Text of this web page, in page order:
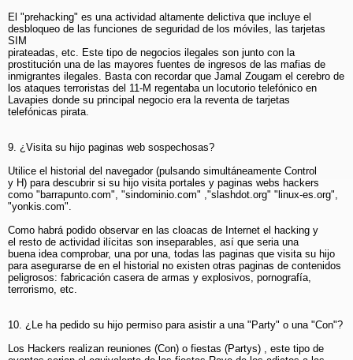
El "prehacking" es una actividad altamente delictiva que incluye el
desbloqueo de las funciones de seguridad de los móviles, las tarjetas
SIM
pirateadas, etc. Este tipo de negocios ilegales son junto con la
prostitución una de las mayores fuentes de ingresos de las mafias de
inmigrantes ilegales. Basta con recordar que Jamal Zougam el cerebro de
los ataques terroristas del 11-M regentaba un locutorio telefónico en
Lavapies donde su principal negocio era la reventa de tarjetas
telefónicas pirata.
9. ¿Visita su hijo paginas web sospechosas?
Utilice el historial del navegador (pulsando simultáneamente Control
y H) para descubrir si su hijo visita portales y paginas webs hackers
como "barrapunto.com", "sindominio.com" ,"slashdot.org" "linux-es.org",
"yonkis.com".
Como habrá podido observar en las cloacas de Internet el hacking y
el resto de actividad ilícitas son inseparables, así que seria una
buena idea comprobar, una por una, todas las paginas que visita su hijo
para asegurarse de en el historial no existen otras paginas de contenidos
peligrosos: fabricación casera de armas y explosivos, pornografía,
terrorismo, etc.
10. ¿Le ha pedido su hijo permiso para asistir a una "Party" o una "Con"?
Los Hackers realizan reuniones (Con) o fiestas (Partys) , este tipo de